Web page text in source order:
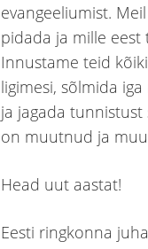
evangeeliumist.
pidada ja mille eest
Innustame teid
ligimesi, sõlmida
ja jagada tunnistust
on muutnud ja
Head uut aastat!
Eesti ringkonna